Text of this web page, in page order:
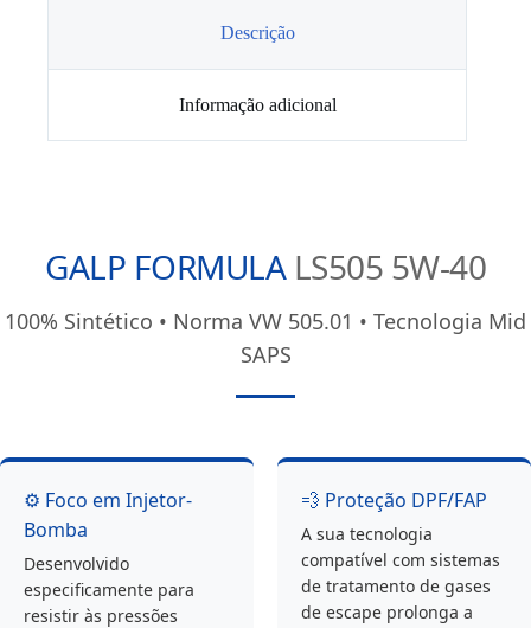
Descrição
Informação adicional
GALP FORMULA LS505 5W-40
100% Sintético • Norma VW 505.01 • Tecnologia Mid
SAPS
⚙️ Foco em Injetor-
Bomba
Desenvolvido
especificamente para
resistir às pressões
💨 Proteção DPF/FAP
A sua tecnologia
compatível com sistemas
de tratamento de gases
de escape prolonga a